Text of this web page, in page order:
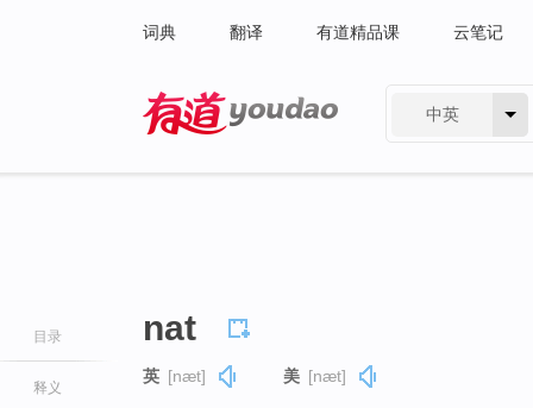
词典 翻译 有道精品课 云笔记
中英
目录
释义
nat
英 [næt] 美 [næt]